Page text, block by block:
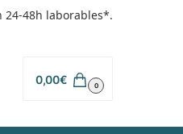
24-48h laborables*.
0,00€ 0